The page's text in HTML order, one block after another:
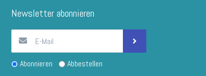
Newsletter abonnieren
Abonnieren Abbestellen